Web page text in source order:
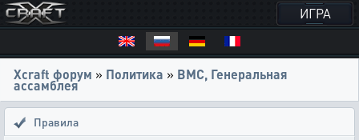
ИГРА
Xcraft форум » Политика » ВМС, Генеральная
ассамблея
Правила